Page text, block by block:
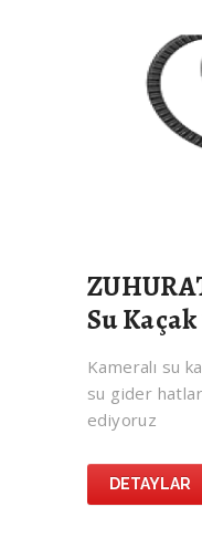
Su
Kameralı su
su gider
ediyoruz
DETAYLAR